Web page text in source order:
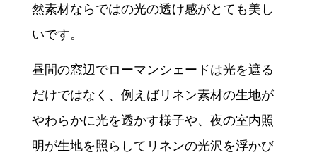
然素材ならではの光の透け感がとても美し
いです。
昼間の窓辺でローマンシェードは光を遮る
だけではなく、例えばリネン素材の生地が
やわらかに光を透かす様子や、夜の室内照
明が生地を照らしてリネンの光沢を浮かび